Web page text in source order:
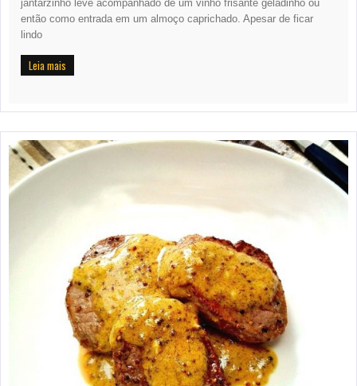
jantarzinho leve acompanhado de um vinho frisante geladinho ou
então como entrada em um almoço caprichado. Apesar de ficar
lindo
Leia mais